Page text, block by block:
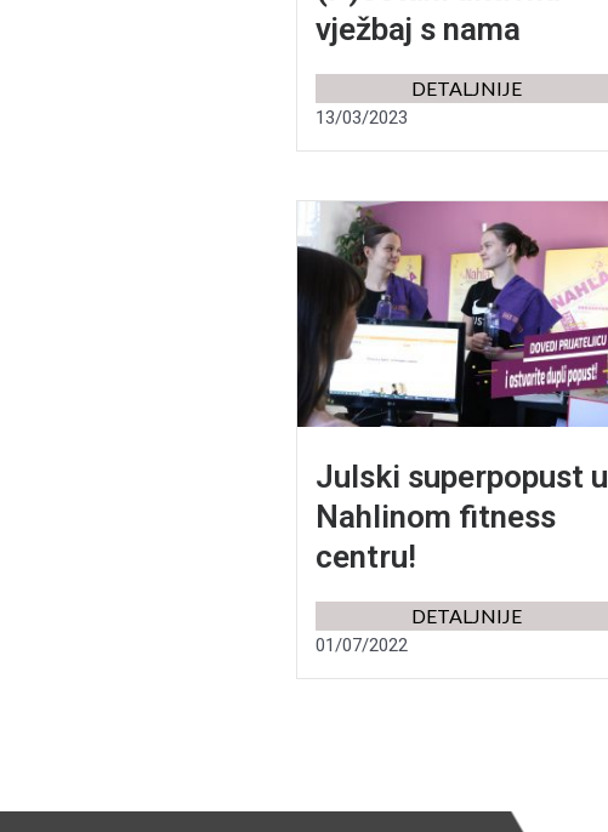
vježbaj s nama
DETALJNIJE
13/03/2023
Julski superpopust u
Nahlinom fitness
centru!
DETALJNIJE
01/07/2022